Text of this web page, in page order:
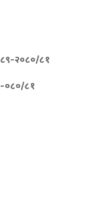
२०८०/८१
०८०/८१